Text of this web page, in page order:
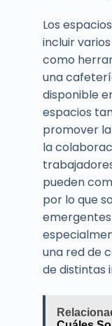
Los
incluir
como
una
disponible
espacios
promover
la
pueden
por lo que
una red de
de distintas